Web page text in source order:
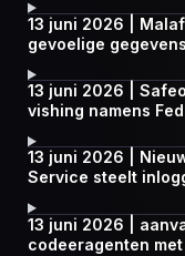
13 juni 2026 |
gevoelige
13 juni 2026 |
vishing namens
13 juni 2026 |
Service steelt
13 juni 2026 |
codeeragenten